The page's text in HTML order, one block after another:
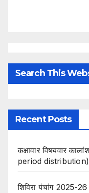
Search This
Recent Posts
कक्षावार विषयवार
period distribution)
शिविरा पंचांग